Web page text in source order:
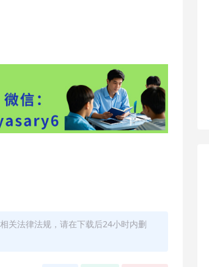
关法律法规，请在下载后24小时内删